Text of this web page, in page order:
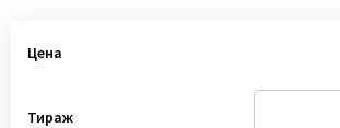
Цена
Тираж